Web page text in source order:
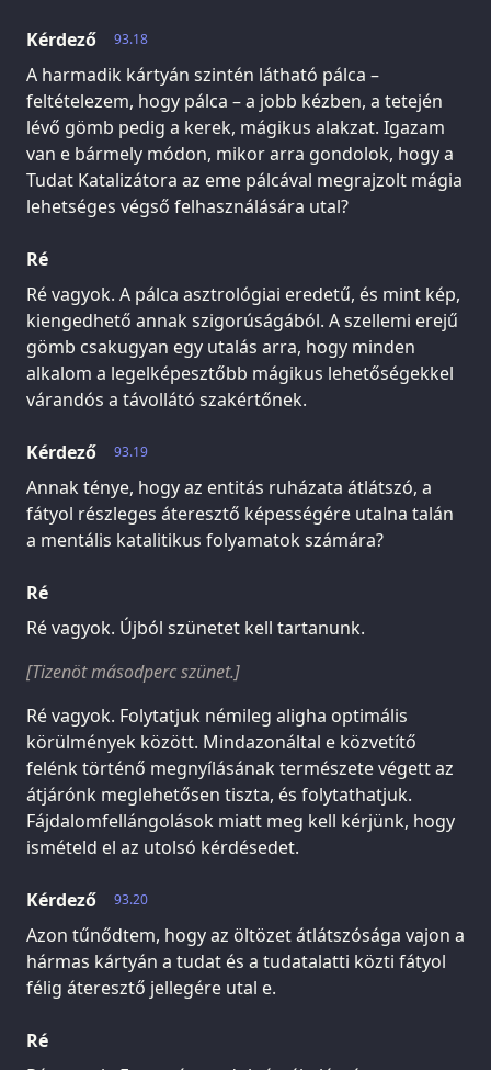
93.18
Kérdező
A harmadik kártyán szintén látható pálca –
feltételezem, hogy pálca – a jobb kézben, a tetején
lévő gömb pedig a kerek, mágikus alakzat. Igazam
van e bármely módon, mikor arra gondolok, hogy a
Tudat Katalizátora az eme pálcával megrajzolt mágia
lehetséges végső felhasználására utal?
Ré
Ré vagyok. A pálca asztrológiai eredetű, és mint kép,
kiengedhető annak szigorúságából. A szellemi erejű
gömb csakugyan egy utalás arra, hogy minden
alkalom a legelképesztőbb mágikus lehetőségekkel
várandós a távollátó szakértőnek.
93.19
Kérdező
Annak ténye, hogy az entitás ruházata átlátszó, a
fátyol részleges áteresztő képességére utalna talán
a mentális katalitikus folyamatok számára?
Ré
Ré vagyok. Újból szünetet kell tartanunk.
[Tizenöt másodperc szünet.]
Ré vagyok. Folytatjuk némileg aligha optimális
körülmények között. Mindazonáltal e közvetítő
felénk történő megnyílásának természete végett az
átjárónk meglehetősen tiszta, és folytathatjuk.
Fájdalomfellángolások miatt meg kell kérjünk, hogy
ismételd el az utolsó kérdésedet.
93.20
Kérdező
Azon tűnődtem, hogy az öltözet átlátszósága vajon a
hármas kártyán a tudat és a tudatalatti közti fátyol
félig áteresztő jellegére utal e.
Ré